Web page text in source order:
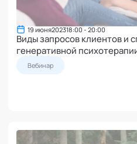
19 июня202318:00 - 20:00
Виды запросов клиентов и
генеративной
Вебинар